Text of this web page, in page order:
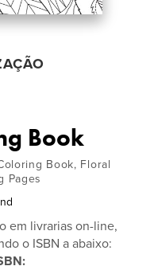
Book
Book, Floral
Pages
em livrarias on-line,
o ISBN a abaixo: